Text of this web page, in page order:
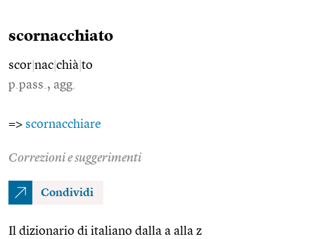
scornacchiato
scor nac chià to
p.pass., agg.
=> scornacchiare
Correzioni e suggerimenti
Condividi
Il dizionario di italiano dalla a alla z